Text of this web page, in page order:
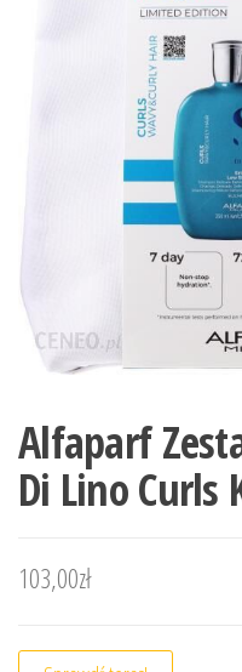
Alfaparf
Di Lino Curls
103,00zł